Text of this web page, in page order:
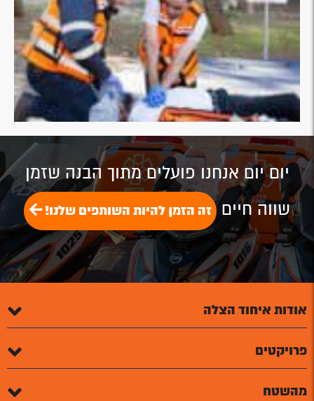
יום יום אנחנו פועלים מתוך הבנה שזמן
שווה חיים זה הזמן להיות השותפים שלנו!
אודות איחוד הצלה
פרויקטים
מהשטח